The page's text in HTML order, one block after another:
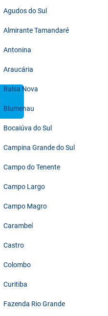
Agudos do Sul
Almirante Tamandaré
Antonina
Araucária
Balsa Nova
Blumenau
Bocaiúva do Sul
Campina Grande do Sul
Campo do Tenente
Campo Largo
Campo Magro
Carambeí
Castro
Colombo
Curitiba
Fazenda Rio Grande